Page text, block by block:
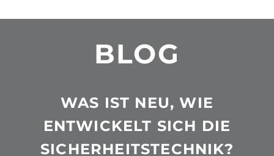
BLOG
WAS IST NEU, WIE
ENTWICKELT SICH DIE
SICHERHEITSTECHNIK?